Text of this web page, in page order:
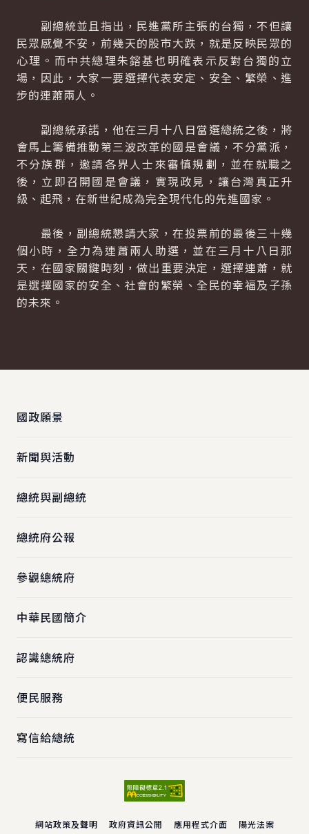
副總統並且指出，民進黨所主張的台獨，不但讓
民眾感覺不安，前幾天的股市大跌，就是反映民眾的
心理。而中共總理朱鎔基也明確表示反對台獨的立
場，因此，大家一要選擇代表安定、安全、繁榮、進
步的連蕭兩人。
副總統承諾，他在三月十八日當選總統之後，將
會馬上籌備推動第三波改革的國是會議，不分黨派，
不分族群，邀請各界人士來審慎規劃，並在就職之
後，立即召開國是會議，實現政見，讓台灣真正升
級、起飛，在新世紀成為完全現代化的先進國家。
最後，副總統懇請大家，在投票前的最後三十幾
個小時，全力為連蕭兩人助選，並在三月十八日那
天，在國家關鍵時刻，做出重要決定，選擇連蕭，就
是選擇國家的安全、社會的繁榮、全民的幸福及子孫
的未來。
國政願景
新聞與活動
總統與副總統
總統府公報
參觀總統府
中華民國簡介
認識總統府
便民服務
寫信給總統
網站政策及聲明 政府資訊公開 應用程式介面
陽光法案